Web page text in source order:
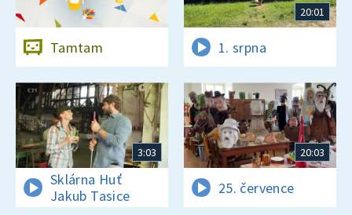
Tamtam
20:01
1. srpna
3:03
Sklárna Huť
Jakub Tasice
20:03
25. července